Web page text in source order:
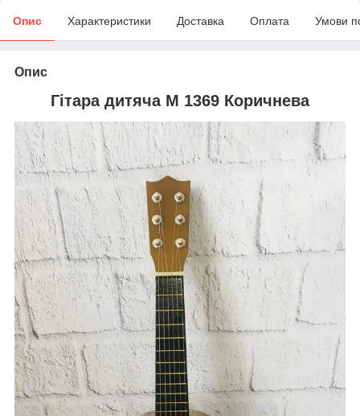
Опис Характеристики Доставка Оплата Умови
Опис
Гітара дитяча M 1369 Коричнева